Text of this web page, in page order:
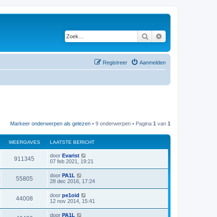
Zoek
Aanmelden
Registreer
Markeer onderwerpen als gelezen • 9 onderwerpen • Pagina 1 van 1
WEERGAVES LAATSTE BERICHT
911345
e
g
L
a
s
t
e
b
e
r
door Evarist
07 feb 2021, 19:21
55805W
e
L
a
s
t
e
b
door PA1L
28 dec 2016, 17:24
44008W
e
L
a
door pe1oid
12 nov 2014, 15:41
L
door PA1L